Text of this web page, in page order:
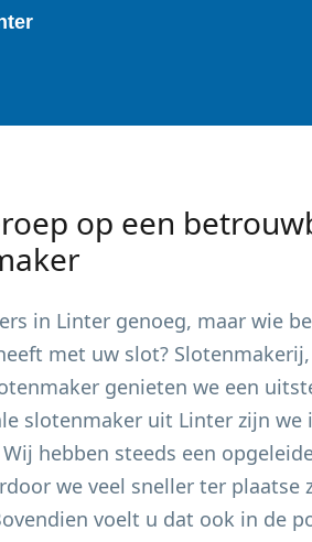
op een
in Linter genoeg, maar wie
met uw slot?
genieten we een
slotenmaker uit Linter zijn we
hebben steeds een
we veel sneller ter plaatse
voelt u dat ook in de